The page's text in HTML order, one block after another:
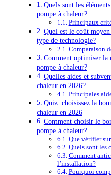
Quels sont les
pompe à chaleur?
Principaux
Quel est le coût
type de technologie?
Comparaison
Comment optimiser la
pompe à chaleur?
Quelles aides et
chaleur en 2026?
Principales
Quiz: choisissez la
chaleur en 2026
Comment choisir le
pompe à chaleur?
Que vérifier
Quels sont les
Comment
l’installation?
Pourquoi